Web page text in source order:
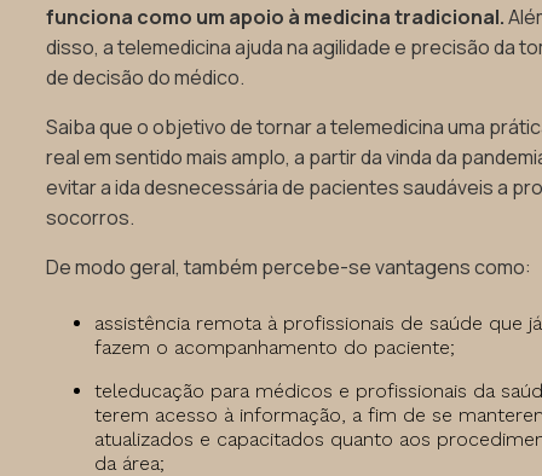
funciona como um apoio à medicina tradicional.
disso, a telemedicina ajuda na agilidade e precisão da
de decisão do médico.
Saiba que o objetivo de tornar a telemedicina uma
real em sentido mais amplo, a partir da vinda da
evitar a ida desnecessária de pacientes saudáveis a
socorros.
De modo geral, também percebe-se vantagens como:
assistência remota à profissionais de saúde que já
fazem o acompanhamento do paciente;
teleducação para médicos e profissionais da
terem acesso à informação, a fim de se
atualizados e capacitados quanto aos
da área;